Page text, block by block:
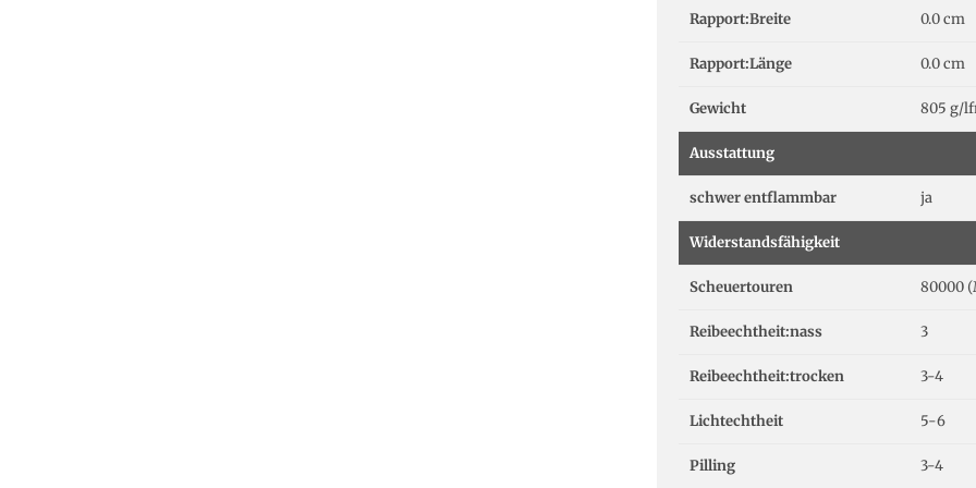
Rapport:Breite 0.0 cm
Rapport:Länge 0.0 cm
Gewicht 805 g/
Ausstattung
schwer entflammbar ja
Widerstandsfähigkeit
Scheuertouren 80000
Reibeechtheit:nass 3
Reibeechtheit:trocken 3-4
Lichtechtheit 5-6
Pilling 3-4